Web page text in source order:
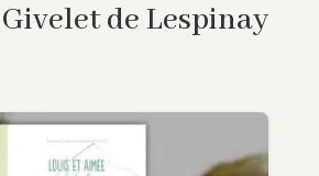
de Lespinay